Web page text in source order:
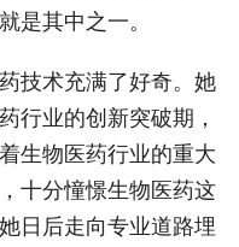
是其中之一。
技术充满了好奇。她
行业的创新突破期，
生物医药行业的重大
十分憧憬生物医药这
日后走向专业道路埋